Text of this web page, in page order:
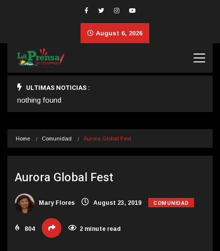
August 6, 2026
ULTIMAS NOTICIAS :
nothing found
Home Comunidad Aurora Global Fest
Aurora Global Fest
Mary Flores August 23, 2019 COMUNIDAD
804 2 minute read